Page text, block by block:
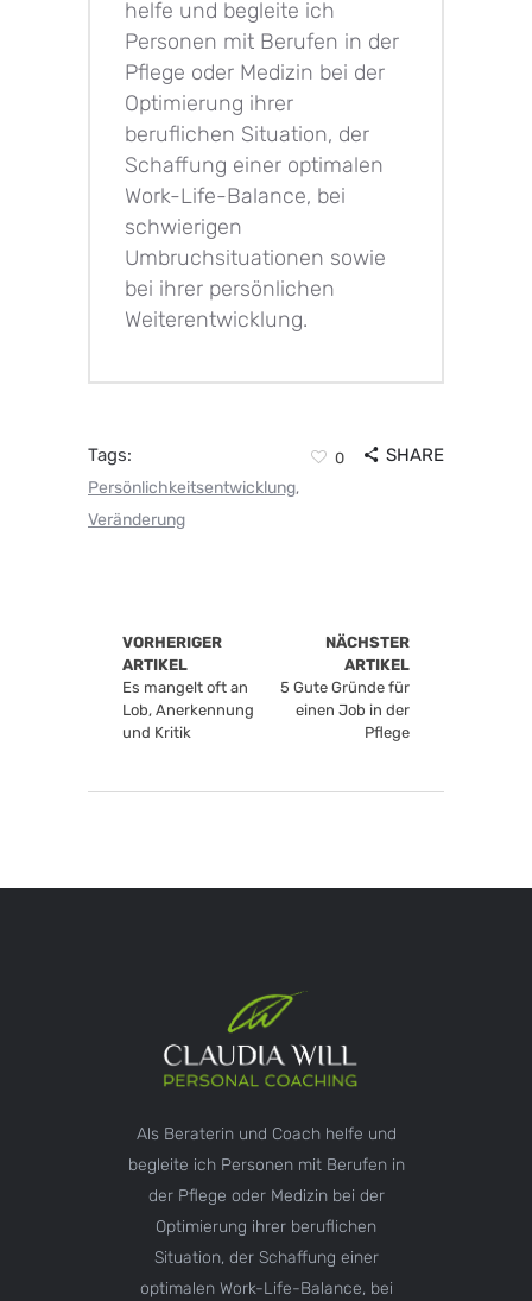
helfe und begleite ich
Personen mit Berufen in der
Pflege oder Medizin bei der
Optimierung ihrer
beruflichen Situation, der
Schaffung einer optimalen
Work-Life-Balance, bei
schwierigen
Umbruchsituationen sowie
bei ihrer persönlichen
Weiterentwicklung.
Tags:
Persönlichkeitsentwicklung,
Veränderung
0 SHARE
VORHERIGER
ARTIKEL
Es mangelt oft an
Lob, Anerkennung
und Kritik
NÄCHSTER
ARTIKEL
5 Gute Gründe für
einen Job in der
Pflege
Als Beraterin und Coach helfe und
begleite ich Personen mit Berufen in
der Pflege oder Medizin bei der
Optimierung ihrer beruflichen
Situation, der Schaffung einer
optimalen Work-Life-Balance, bei